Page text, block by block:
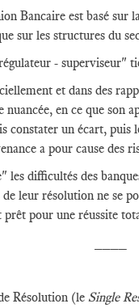
Bancaire est basé sur
sur les structures du
- superviseur"
et dans des
en ce que son
constater un écart,
a pour cause des
difficultés des
leur résolution ne se
pour une réussite
Résolution (le Single